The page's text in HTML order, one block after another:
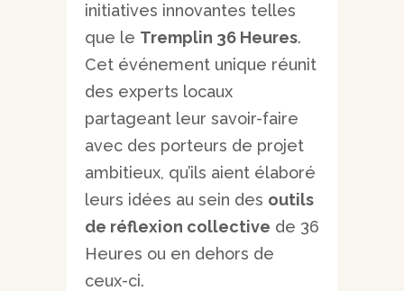
initiatives innovantes telles
que le Tremplin 36 Heures.
Cet événement unique réunit
des experts locaux
partageant leur savoir-faire
avec des porteurs de projet
ambitieux, qu’ils aient élaboré
leurs idées au sein des outils
de réflexion collective de 36
Heures ou en dehors de
ceux-ci.